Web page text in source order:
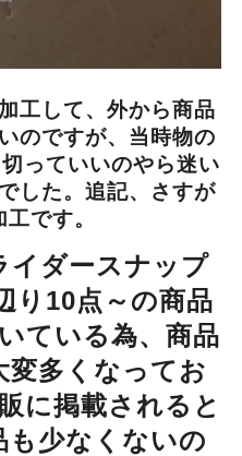
工して、外から商品
のですが、当時物の
っていいのやら迷い
した。追記、さすが
です。
イダースナップ
り10点～の商品
ている為、商品
変多くなってお
に掲載されると
も少なくないの